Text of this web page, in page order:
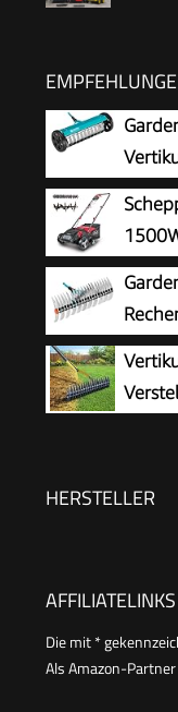
Unkraut und
robusten
Arbeiten
(16 Messer)
hochwertigem
von Unrat und
Entfernung von
HERSTELLER
AFFILIATELINKS
Die mit *
Als Amazon-